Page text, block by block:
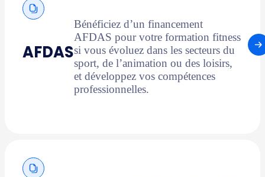
AFDAS
Bénéficiez d’un financement
AFDAS pour votre formation fitness
si vous évoluez dans les secteurs du
sport, de l’animation ou des loisirs,
et développez vos compétences
professionnelles.